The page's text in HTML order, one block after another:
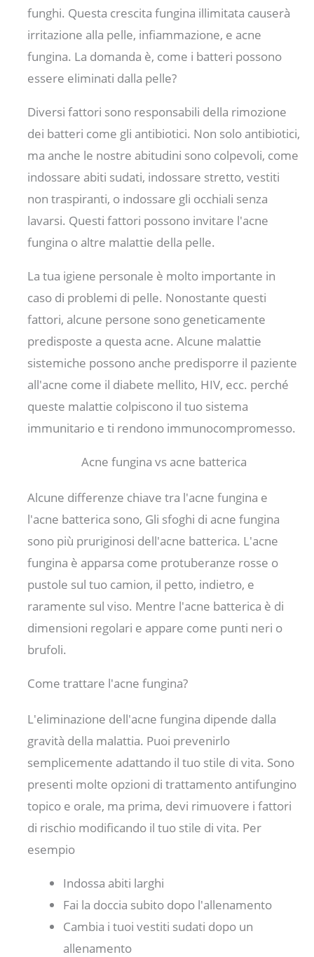
funghi. Questa crescita fungina illimitata causerà
irritazione alla pelle, infiammazione, e acne
fungina. La domanda è, come i batteri possono
essere eliminati dalla pelle?
Diversi fattori sono responsabili della rimozione
dei batteri come gli antibiotici. Non solo antibiotici,
ma anche le nostre abitudini sono colpevoli, come
indossare abiti sudati, indossare stretto, vestiti
non traspiranti, o indossare gli occhiali senza
lavarsi. Questi fattori possono invitare l'acne
fungina o altre malattie della pelle.
La tua igiene personale è molto importante in
caso di problemi di pelle. Nonostante questi
fattori, alcune persone sono geneticamente
predisposte a questa acne. Alcune malattie
sistemiche possono anche predisporre il paziente
all'acne come il diabete mellito, HIV, ecc. perché
queste malattie colpiscono il tuo sistema
immunitario e ti rendono immunocompromesso.
Acne fungina vs acne batterica
Alcune differenze chiave tra l'acne fungina e
l'acne batterica sono, Gli sfoghi di acne fungina
sono più pruriginosi dell'acne batterica. L'acne
fungina è apparsa come protuberanze rosse o
pustole sul tuo camion, il petto, indietro, e
raramente sul viso. Mentre l'acne batterica è di
dimensioni regolari e appare come punti neri o
brufoli.
Come trattare l'acne fungina?
L'eliminazione dell'acne fungina dipende dalla
gravità della malattia. Puoi prevenirlo
semplicemente adattando il tuo stile di vita. Sono
presenti molte opzioni di trattamento antifungino
topico e orale, ma prima, devi rimuovere i fattori
di rischio modificando il tuo stile di vita. Per
esempio
Indossa abiti larghi
Fai la doccia subito dopo l'allenamento
Cambia i tuoi vestiti sudati dopo un
allenamento